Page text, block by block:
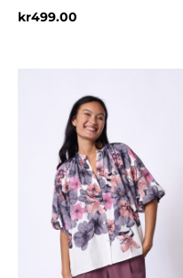
kr499.00